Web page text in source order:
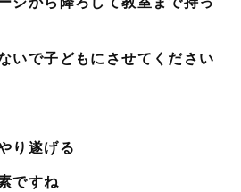
いで子どもにさせてください
り遂げる
ですね